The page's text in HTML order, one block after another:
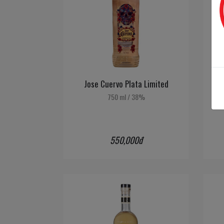
Jose Cuervo Plata Limited
750 ml / 38%
550,000đ